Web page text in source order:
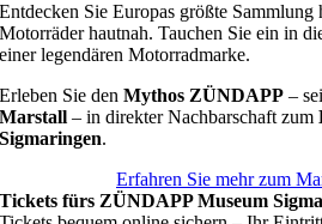
Entdecken Sie Europas größte
Motorräder hautnah. Tauchen Sie ein in
einer legendären Motorradmarke.
Erleben Sie denMythos ZÜNDAPP –
Marstall – in direkter Nachbarschaft zum
Sigmaringen.
Erfahren Sie mehr zum
Tickets fürs ZÜNDAPP Museum